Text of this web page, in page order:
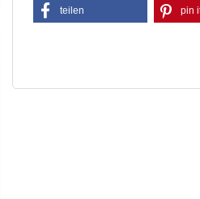
teilen pin